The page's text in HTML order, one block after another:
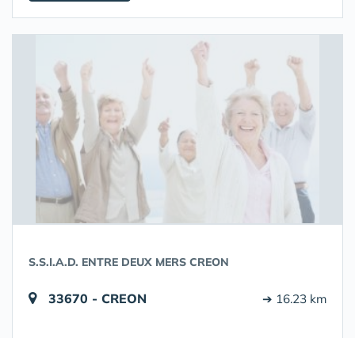
S.S.I.A.D. ENTRE DEUX MERS CREON
33670 - CREON ➔ 16.23 km